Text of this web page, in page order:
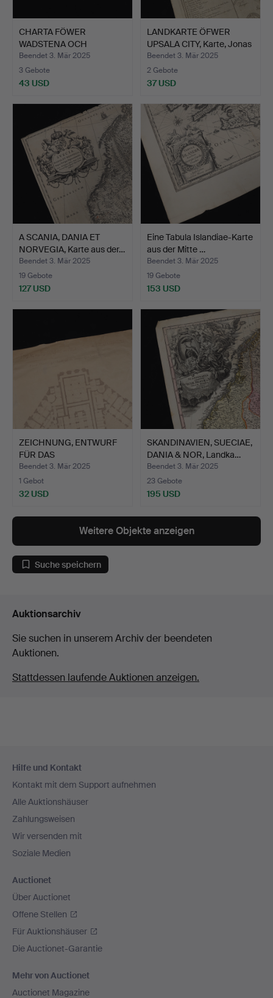
CHARTA FÖWER
WADSTENA OCH
SKENINGE, Karte,…
Beendet 3. Mär 2025
3 Gebote
43 USD
LANDKARTE ÖFWER
UPSALA CITY, Karte, Jonas
…
Beendet 3. Mär 2025
2 Gebote
37 USD
A SCANIA, DANIA ET
NORVEGIA, Karte aus der…
Beendet 3. Mär 2025
19 Gebote
127 USD
Eine Tabula Islandiae-Karte
aus der Mitte …
Beendet 3. Mär 2025
19 Gebote
153 USD
ZEICHNUNG, ENTWURF
FÜR DAS
PARLAMENTSGEBÄU…
Beendet 3. Mär 2025
1 Gebot
32 USD
SKANDINAVIEN, SUECIAE,
DANIA & NOR, Landka…
Beendet 3. Mär 2025
23 Gebote
195 USD
Weitere Objekte anzeigen
Suche speichern
Auktionsarchiv
Sie suchen in unserem Archiv der beendeten
Auktionen.
Stattdessen laufende Auktionen anzeigen.
Navigation
Hilfe und Kontakt
Kontakt mit dem Support aufnehmen
Alle Auktionshäuser
Zahlungsweisen
Wir versenden mit
Soziale Medien
Auctionet
Über Auctionet
Offene Stellen
Für Auktionshäuser
Die Auctionet-Garantie
Mehr von Auctionet
Auctionet Magazine